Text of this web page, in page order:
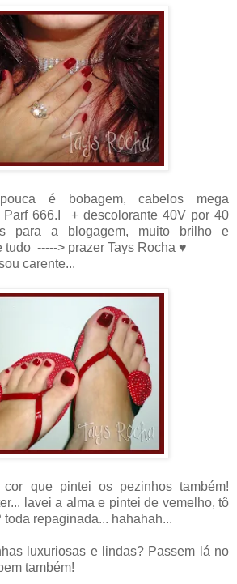
é bobagem, cabelos mega
Parf 666.I + descolorante 40V por 40
para a blogagem, muito brilho e
tudo -----> prazer Tays Rocha ♥
carente...
que pintei os pezinhos também!
lavei a alma e pintei de vemelho, tô
toda repaginada... hahahah...
luxuriosas e lindas? Passem lá no
também!